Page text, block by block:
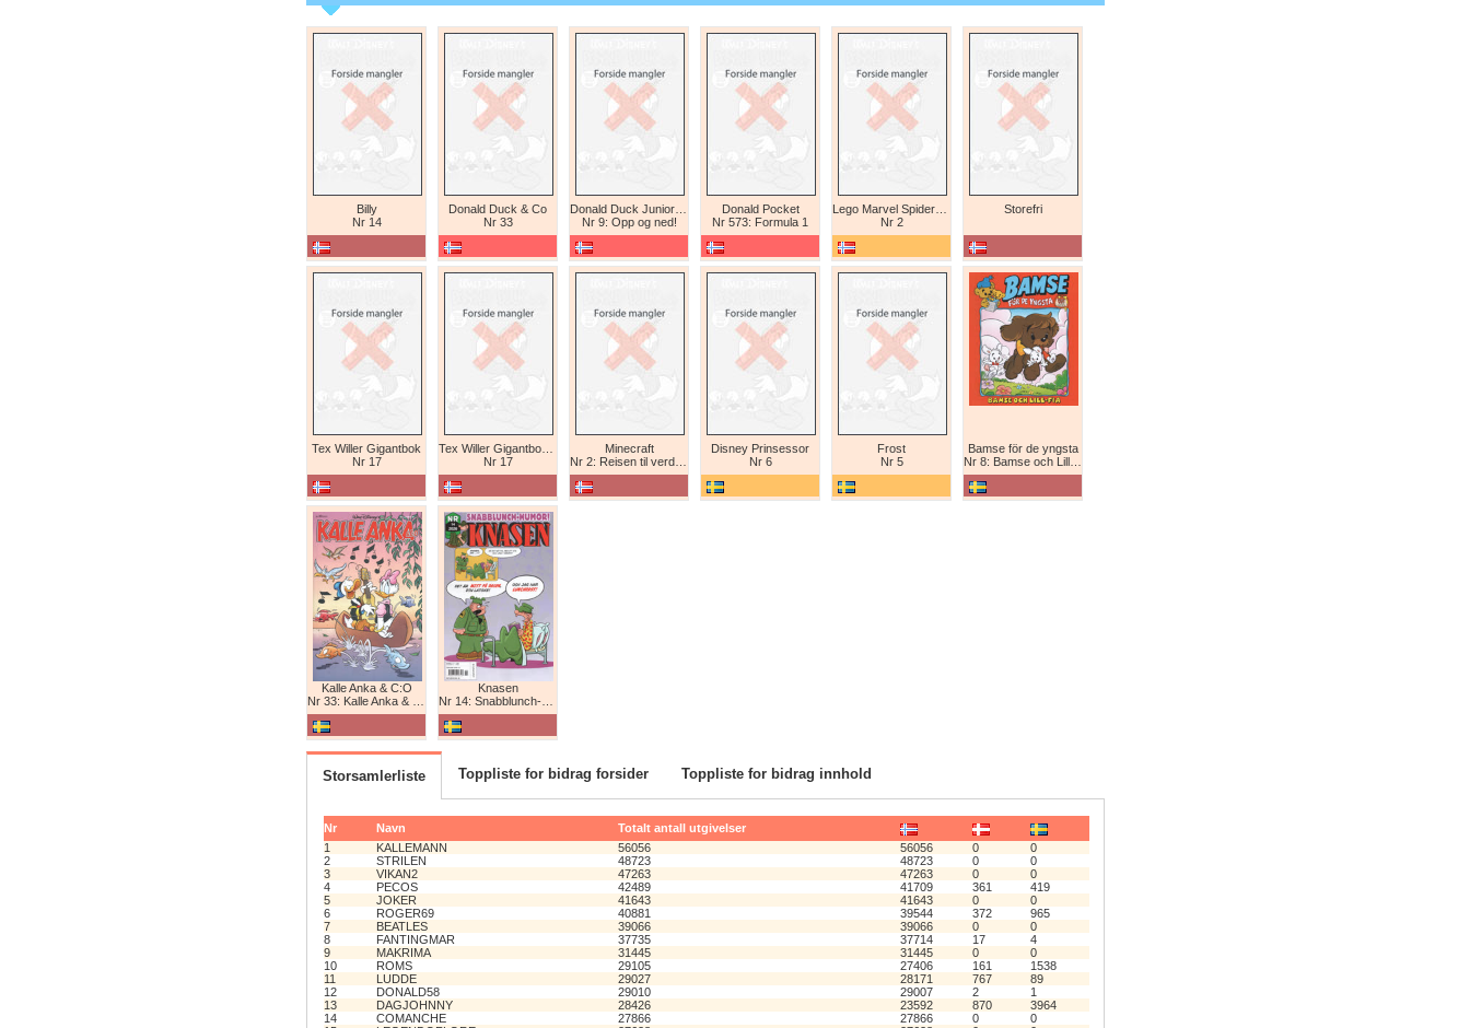
Billy
Nr 14
Donald Duck & Co
Nr 33
Nr 9: Opp og ned!
Donald Pocket
Nr 573: Formula 1
Nr 2
Storefri
Tex Willer Gigantbok
Nr 17
Nr 17
Minecraft
Nr 2: Reisen til verdens ende
Disney Prinsessor
Nr 6
Frost
Nr 5
Bamse för de yngsta
Nr 8: Bamse och Lill-Fia
Kalle Anka & C:O
Nr 33: Kalle Anka & C:O
Knasen
Nr 14: Snabblunch-humor!
Storsamlerliste Toppliste for bidrag forsider Toppliste for bidrag innhold
Nr Navn
Totalt antall utgivelser
1
KALLEMANN 56056 56056 0
0
2
STRILEN 48723 48723 0
0
3
VIKAN2 47263 47263 0
0
4
PECOS 42489 41709 361
419
5
JOKER 41643 41643 0
0
6
ROGER69 40881 39544 372
965
7
BEATLES 39066 39066 0
0
8
FANTINGMAR 37735 37714 17
4
9
MAKRIMA 31445 31445 0
0
10
ROMS 29105 27406 161
1538
11
LUDDE 29027 28171 767
89
12
DONALD58 29010 29007 2
1
13
DAGJOHNNY 28426 23592 870
3964
14
COMANCHE 27866 27866 0
0